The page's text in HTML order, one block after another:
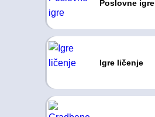
Poslovne igre
Igre ličenje